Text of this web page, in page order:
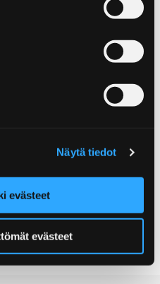
Näytä tiedot
evästeet
evästeet